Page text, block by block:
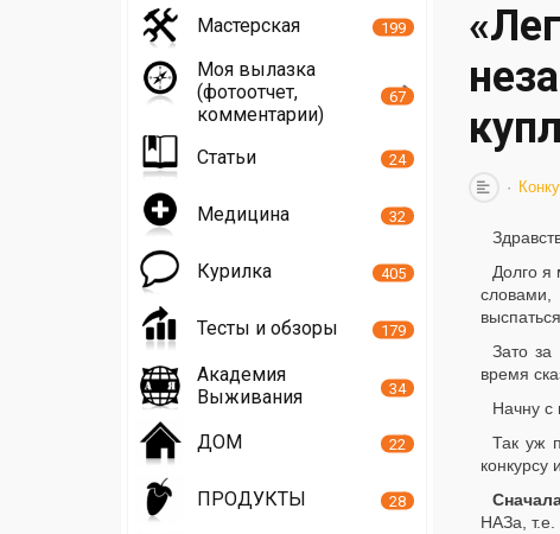
Долго я
Зато за
время
Начну с
Так уж
конкурсу
НАЗа,
Мастерская 199
Моя вылазка
(фотоотчет,
комментарии)
67
Статьи 24
Медицина 32
Курилка 405
Тесты и обзоры 179
Академия
Выживания
34
ДОМ 22
ПРОДУКТЫ 28